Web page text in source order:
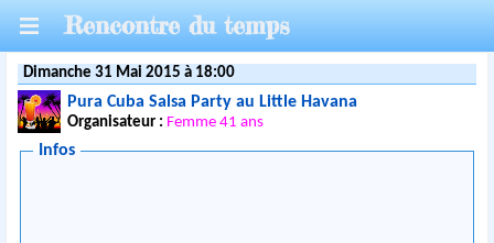
Rencontre du temps
Dimanche 31 Mai 2015 à 18:00
Pura Cuba Salsa Party au Little Havana
Organisateur : Femme 41 ans
Infos